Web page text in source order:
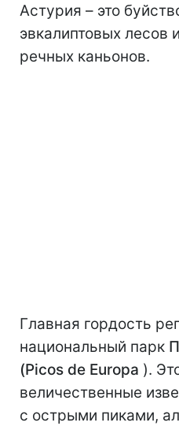
Астурия – это
эвкалиптовых лесов
речных каньонов.
Главная гордость
национальный парк
(Picos de Europa ).
величественные
с острыми пиками,